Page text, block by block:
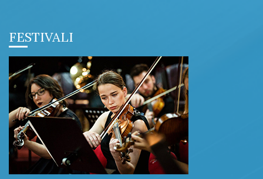
FESTIVALI